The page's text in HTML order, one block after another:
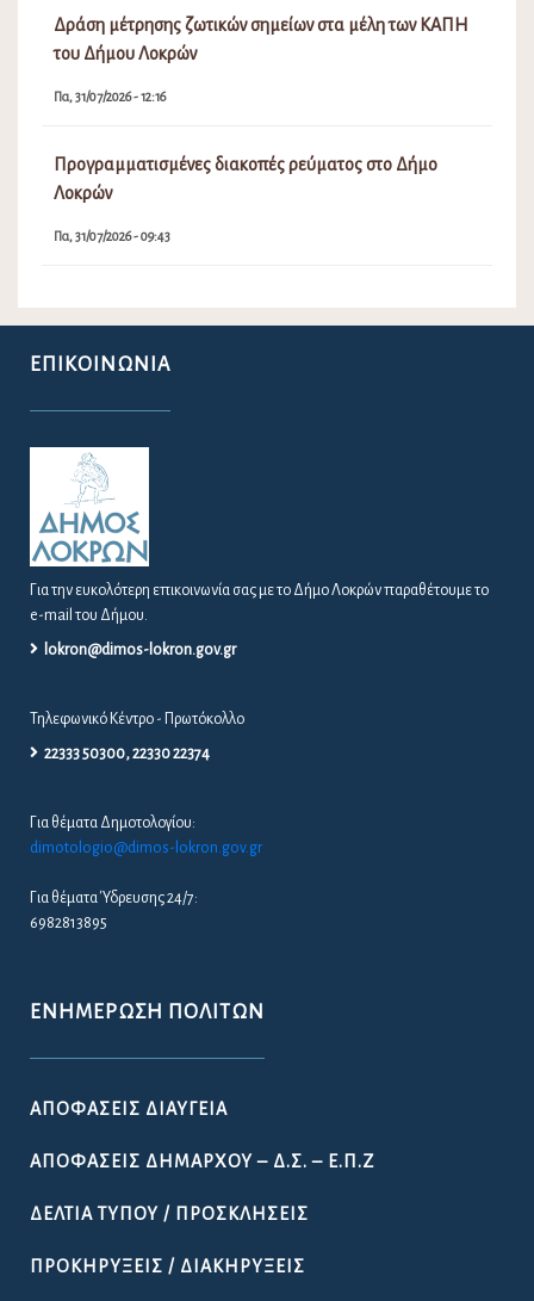
Δράση μέτρησης ζωτικών σημείων στα μέλη των ΚΑΠΗ
του Δήμου Λοκρών
Πα, 31/07/2026 - 12:16
Προγραμματισμένες διακοπές ρεύματος στο Δήμο
Λοκρών
Πα, 31/07/2026 - 09:43
ΕΠΙΚΟΙΝΩΝΊΑ
Για την ευκολότερη επικοινωνία σας με το Δήμο Λοκρών παραθέτουμε το
e-mail του Δήμου.
lokron@dimos-lokron.gov.gr
Τηλεφωνικό Κέντρο - Πρωτόκολλο
22333 50300, 22330 22374
Για θέματα Δημοτολογίου:
dimotologio@dimos-lokron.gov.gr
Για θέματα Ύδρευσης 24/7:
6982813895
ΕΝΗΜΈΡΩΣΗ ΠΟΛΙΤΏΝ
ΑΠΟΦΆΣΕΙΣ ΔΙΑΎΓΕΙΑ
ΑΠΟΦΆΣΕΙΣ ΔΗΜΆΡΧΟΥ – Δ.Σ. – Ε.Π.Ζ
ΔΕΛΤΊΑ ΤΎΠΟΥ / ΠΡΟΣΚΛΉΣΕΙΣ
ΠΡΟΚΗΡΎΞΕΙΣ / ΔΙΑΚΗΡΎΞΕΙΣ